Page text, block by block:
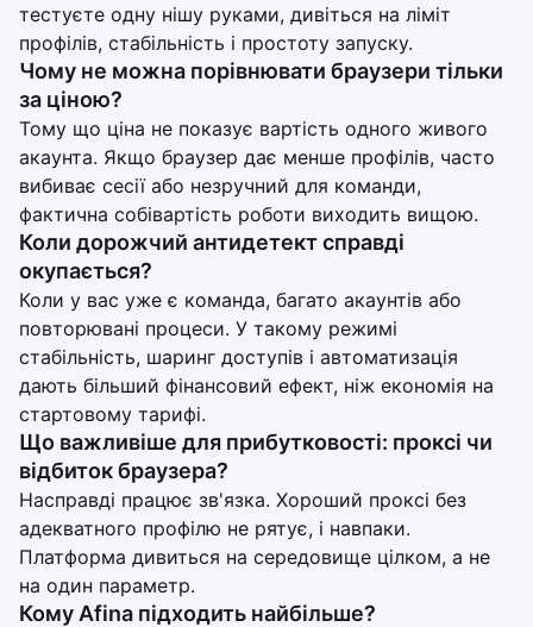
тестуєте одну нішу руками, дивіться на ліміт
профілів, стабільність і простоту запуску.
Чому не можна порівнювати браузери тільки
за ціною?
Тому що ціна не показує вартість одного живого
акаунта. Якщо браузер дає менше профілів, часто
вибиває сесії або незручний для команди,
фактична собівартість роботи виходить вищою.
Коли дорожчий антидетект справді
окупається?
Коли у вас уже є команда, багато акаунтів або
повторювані процеси. У такому режимі
стабільність, шаринг доступів і автоматизація
дають більший фінансовий ефект, ніж економія на
стартовому тарифі.
Що важливіше для прибутковості: проксі чи
відбиток браузера?
Насправді працює зв'язка. Хороший проксі без
адекватного профілю не рятує, і навпаки.
Платформа дивиться на середовище цілком, а не
на один параметр.
Кому Afina підходить найбільше?